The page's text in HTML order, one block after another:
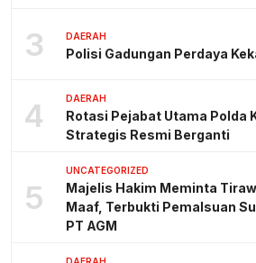
3 DAERAH
Polisi Gadungan Perdaya
4 DAERAH
Rotasi Pejabat Utama Polda
Strategis Resmi Berganti
5
UNCATEGORIZED
Majelis Hakim Meminta
Maaf, Terbukti Pemalsuan
PT AGM